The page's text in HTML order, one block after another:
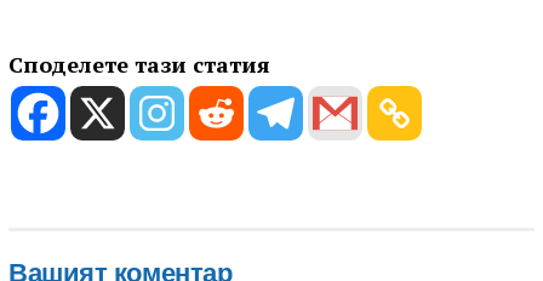
Споделете тази статия
Вашият коментар